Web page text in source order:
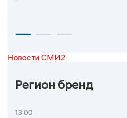
Новости СМИ2
Регион бренд
13:00